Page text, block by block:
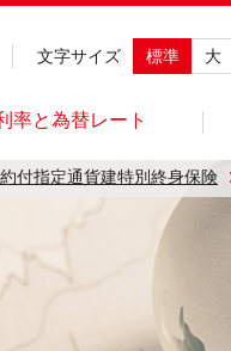
文字サイズ 標準 大
率と為替レート
付指定通貨建特別終身保険